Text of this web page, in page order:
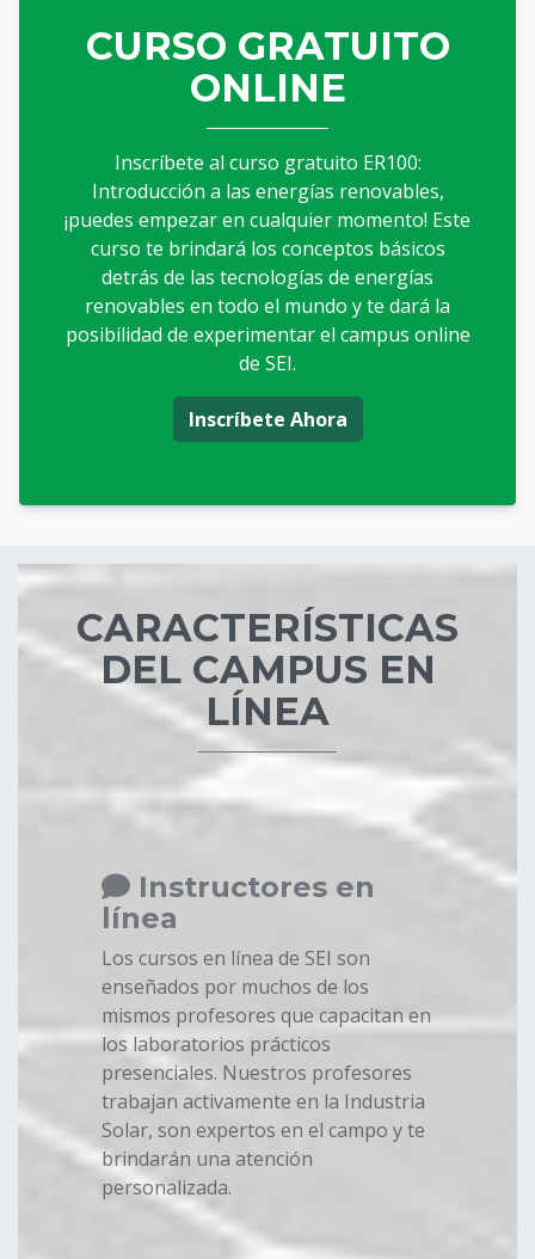
CURSO GRATUITO
ONLINE
Inscrí­bete al curso gratuito ER100:
Introducción a las energías renovables,
¡puedes empezar en cualquier momento! Este
curso te brindará los conceptos básicos
detrás de las tecnologías de energías
renovables en todo el mundo y te dará la
posibilidad de experimentar el campus online
de SEI.
Bloques
CARACTERÍSTICAS
DEL CAMPUS EN
LÍNEA
Instructores en
línea
Los cursos en línea de SEI son
enseñados por muchos de los
mismos profesores que capacitan en
los laboratorios prácticos
presenciales. Nuestros profesores
trabajan activamente en la Industria
Solar, son expertos en el campo y te
brindarán una atención
personalizada.